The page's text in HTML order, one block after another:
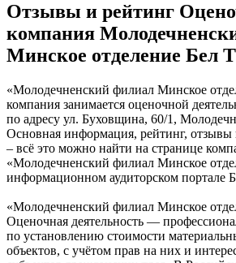
Отзывы и рейтинг
компания
Минское отделение Бел
«Молодечненский филиал Минское
компания занимается оценочной
по адресу ул. Буховщина, 60/1,
Основная информация, рейтинг,
– всё это можно найти на странице
«Молодечненский филиал Минское
информационном аудиторском портале
«Молодечненский филиал Минское
Оценочная деятельность —
по установлению стоимости
объектов, с учётом прав на них и